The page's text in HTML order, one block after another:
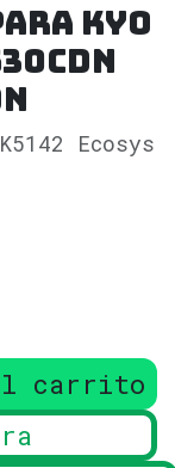
Kyo
Ecosys
carrito